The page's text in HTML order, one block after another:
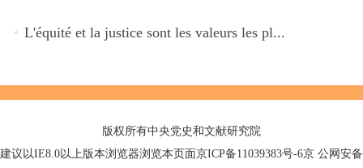
L'équité et la justice sont les valeurs les pl...
版权所有中央党史和文献研究院
建议以IE8.0以上版本浏览器浏览本页面京ICP备11039383号-6京 公网安备